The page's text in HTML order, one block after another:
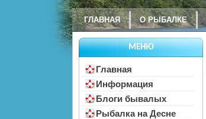
ГЛАВНАЯ О РЫБАЛКЕ
МЕНЮ
Главная
Информация
Блоги бывалых
Рыбалка на Десне